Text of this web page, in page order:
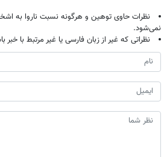
نظرات حاوی توهین و هرگونه نسبت ناروا به
نمی‌شود.
نظراتی که غیر از زبان فارسی یا غیر مرتبط با